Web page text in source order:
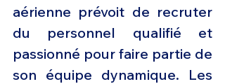
aérienne prévoit de recruter
du personnel qualifié et
passionné pour faire partie de
son équipe dynamique. Les